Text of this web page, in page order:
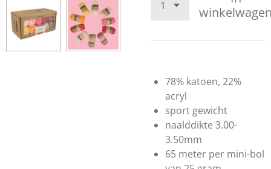
78% katoen, 22%
acryl
sport gewicht
naalddikte 3.00-
3.50mm
65 meter per mini-bol